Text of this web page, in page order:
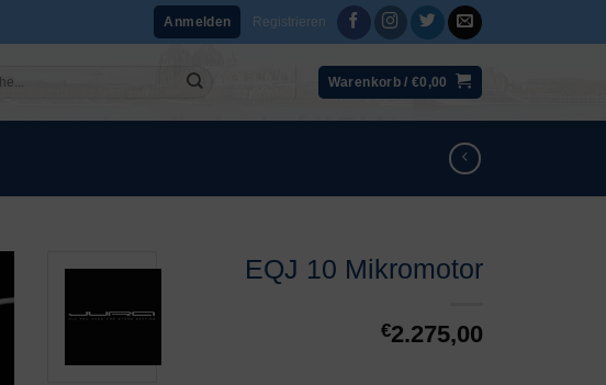
Anmelden Registrieren
Warenkorb /€0,00
EQJ 10 Mikromotor
€2.275,00